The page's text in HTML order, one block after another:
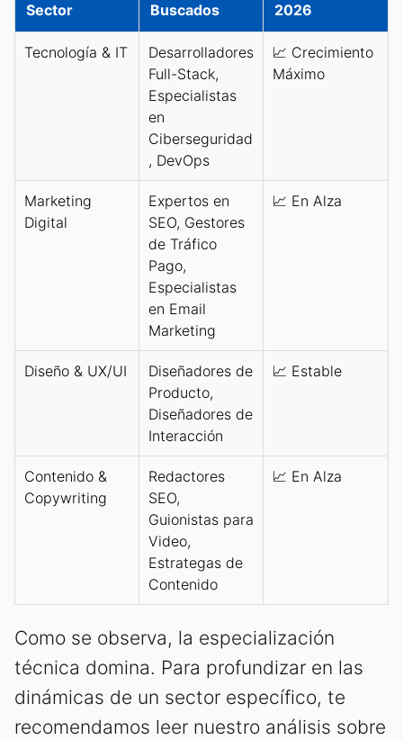
Sector
Buscados
2026
Tecnología & IT
Desarrolladores
Full-Stack,
Especialistas
en
Ciberseguridad
, DevOps
📈 Crecimiento
Máximo
Marketing
Digital
Expertos en
SEO, Gestores
de Tráfico
Pago,
Especialistas
en Email
Marketing
📈 En Alza
Diseño & UX/UI
Diseñadores de
Producto,
Diseñadores de
Interacción
📈 Estable
Contenido &
Copywriting
Redactores
SEO,
Guionistas para
Video,
Estrategas de
Contenido
📈 En Alza
Como se observa, la especialización
técnica domina. Para profundizar en las
dinámicas de un sector específico, te
recomendamos leer nuestro análisis sobre